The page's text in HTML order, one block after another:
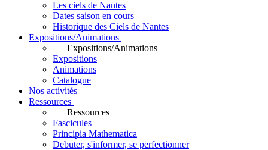
Les ciels de Nantes
Dates saison en cours
Historique des Ciels de Nantes
Expositions/Animations
Expositions/Animations
Expositions
Animations
Catalogue
Nos activités
Ressources
Ressources
Fascicules
Principia Mathematica
Debuter, s'informer, se perfectionner